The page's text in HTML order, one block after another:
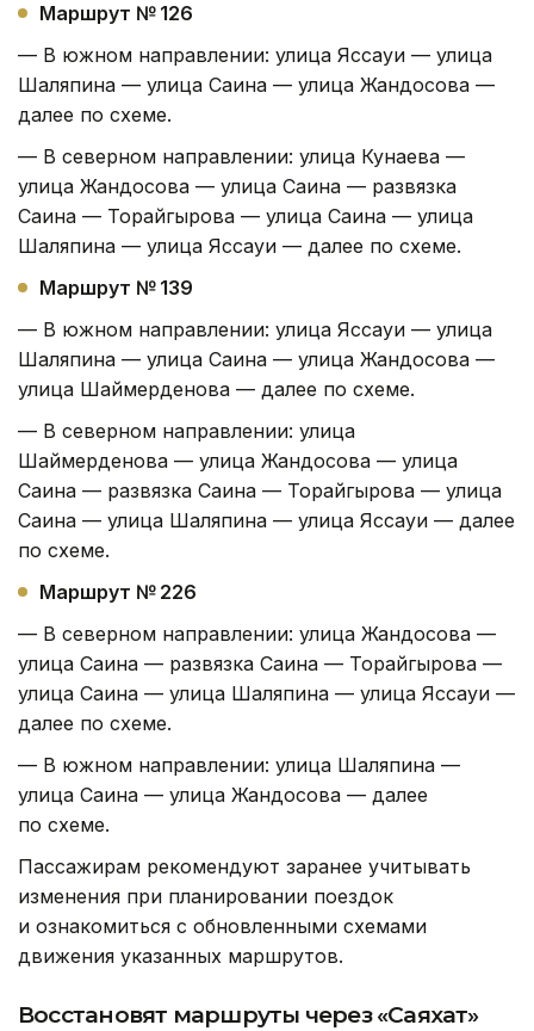
Маршрут № 126
— В южном направлении: улица Яссауи — улица
Шаляпина — улица Саина — улица Жандосова —
далее по схеме.
— В северном направлении: улица Кунаева —
улица Жандосова — улица Саина — развязка
Саина — Торайгырова — улица Саина — улица
Шаляпина — улица Яссауи — далее по схеме.
Маршрут № 139
— В южном направлении: улица Яссауи — улица
Шаляпина — улица Саина — улица Жандосова —
улица Шаймерденова — далее по схеме.
— В северном направлении: улица
Шаймерденова — улица Жандосова — улица
Саина — развязка Саина — Торайгырова — улица
Саина — улица Шаляпина — улица Яссауи — далее
по схеме.
Маршрут № 226
— В северном направлении: улица Жандосова —
улица Саина — развязка Саина — Торайгырова —
улица Саина — улица Шаляпина — улица Яссауи —
далее по схеме.
— В южном направлении: улица Шаляпина —
улица Саина — улица Жандосова — далее
по схеме.
Пассажирам рекомендуют заранее учитывать
изменения при планировании поездок
и ознакомиться с обновленными схемами
движения указанных маршрутов.
Восстановят маршруты через «Саяхат»